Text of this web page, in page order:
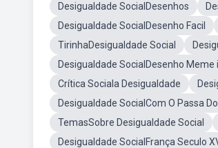
Desigualdade SocialDesenhos
Desigualdade SocialDesenho Facil
TirinhaDesigualdade Social
Desigualdade SocialDesenho Meme
Crítica Sociala Desigualdade
Desigualdade SocialCom O Passa
TemasSobre Desigualdade Social
Desigualdade SocialFrança Seculo